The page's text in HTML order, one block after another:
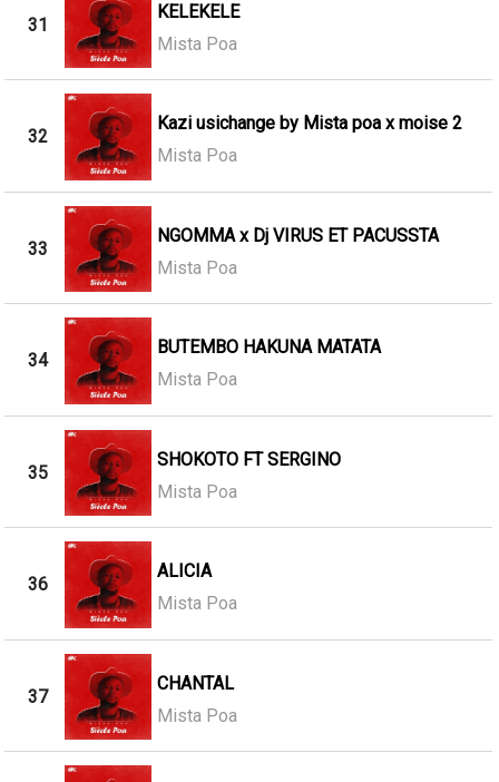
31
KELEKELE
Mista Poa
32
Kazi usichange by Mista poa x moise 2
Mista Poa
33
NGOMMA x Dj VIRUS ET PACUSSTA
Mista Poa
34
BUTEMBO HAKUNA MATATA
Mista Poa
35
SHOKOTO FT SERGINO
Mista Poa
36
ALICIA
Mista Poa
37
CHANTAL
Mista Poa